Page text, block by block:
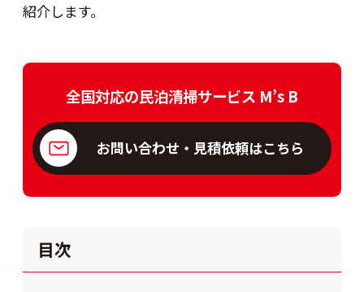
紹介します。
全国対応の民泊清掃サービス M’s B
お問い合わせ・見積依頼はこちら
目次